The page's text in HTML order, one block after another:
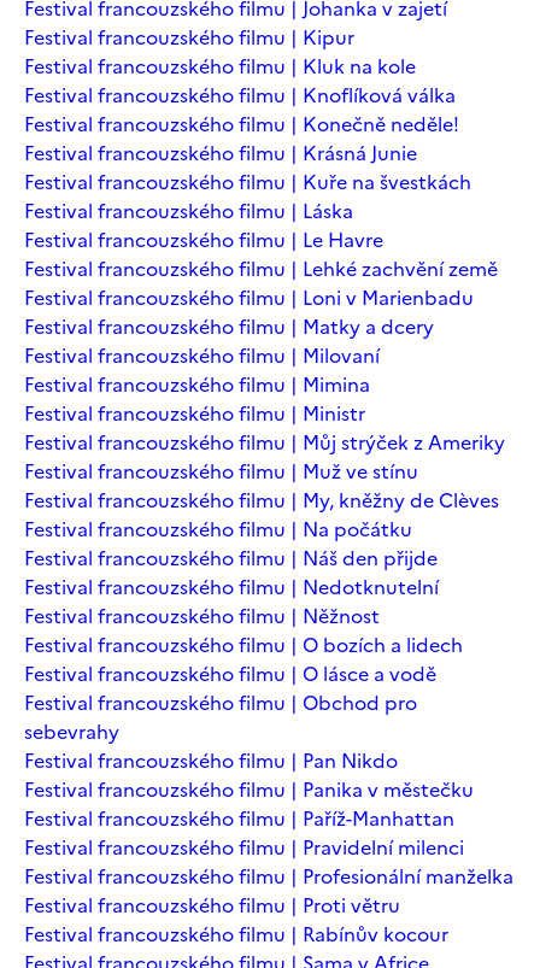
Festival francouzského filmu | Johanka v zajetí
Festival francouzského filmu | Kipur
Festival francouzského filmu | Kluk na kole
Festival francouzského filmu | Knoflíková válka
Festival francouzského filmu | Konečně neděle!
Festival francouzského filmu | Krásná Junie
Festival francouzského filmu | Kuře na švestkách
Festival francouzského filmu | Láska
Festival francouzského filmu | Le Havre
Festival francouzského filmu | Lehké zachvění země
Festival francouzského filmu | Loni v Marienbadu
Festival francouzského filmu | Matky a dcery
Festival francouzského filmu | Milovaní
Festival francouzského filmu | Mimina
Festival francouzského filmu | Ministr
Festival francouzského filmu | Můj strýček z Ameriky
Festival francouzského filmu | Muž ve stínu
Festival francouzského filmu | My, kněžny de Clèves
Festival francouzského filmu | Na počátku
Festival francouzského filmu | Náš den přijde
Festival francouzského filmu | Nedotknutelní
Festival francouzského filmu | Něžnost
Festival francouzského filmu | O bozích a lidech
Festival francouzského filmu | O lásce a vodě
Festival francouzského filmu | Obchod pro
sebevrahy
Festival francouzského filmu | Pan Nikdo
Festival francouzského filmu | Panika v městečku
Festival francouzského filmu | Paříž-Manhattan
Festival francouzského filmu | Pravidelní milenci
Festival francouzského filmu | Profesionální manželka
Festival francouzského filmu | Proti větru
Festival francouzského filmu | Rabínův kocour